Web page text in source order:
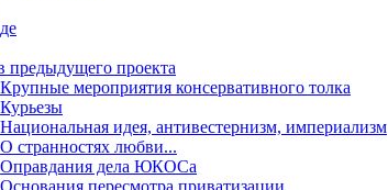
предыдущего проекта
Крупные мероприятия консервативного толка
Курьезы
Национальная идея, антивестернизм, империализм
О странностях любви...
Оправдания дела ЮКОСа